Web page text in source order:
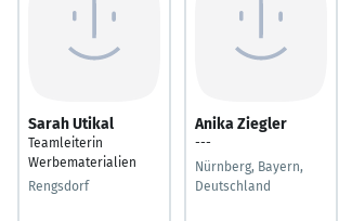
Sarah Utikal
Teamleiterin
Werbematerialien
Rengsdorf
Anika Ziegler
---
Nürnberg, Bayern,
Deutschland